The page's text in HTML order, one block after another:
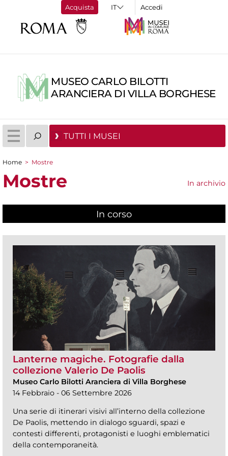
Acquista Accedi
MUSEO CARLO BILOTTI
ARANCIERA DI VILLA BORGHESE
TUTTI I MUSEI
Tu sei qui
Home > Mostre
Mostre In archivio
In corso
Lanterne magiche. Fotografie dalla
collezione Valerio De Paolis
Museo Carlo Bilotti Aranciera di Villa Borghese
14 Febbraio - 06 Settembre 2026
Una serie di itinerari visivi all’interno della collezione
De Paolis, mettendo in dialogo sguardi, spazi e
contesti differenti, protagonisti e luoghi emblematici
della contemporaneità.